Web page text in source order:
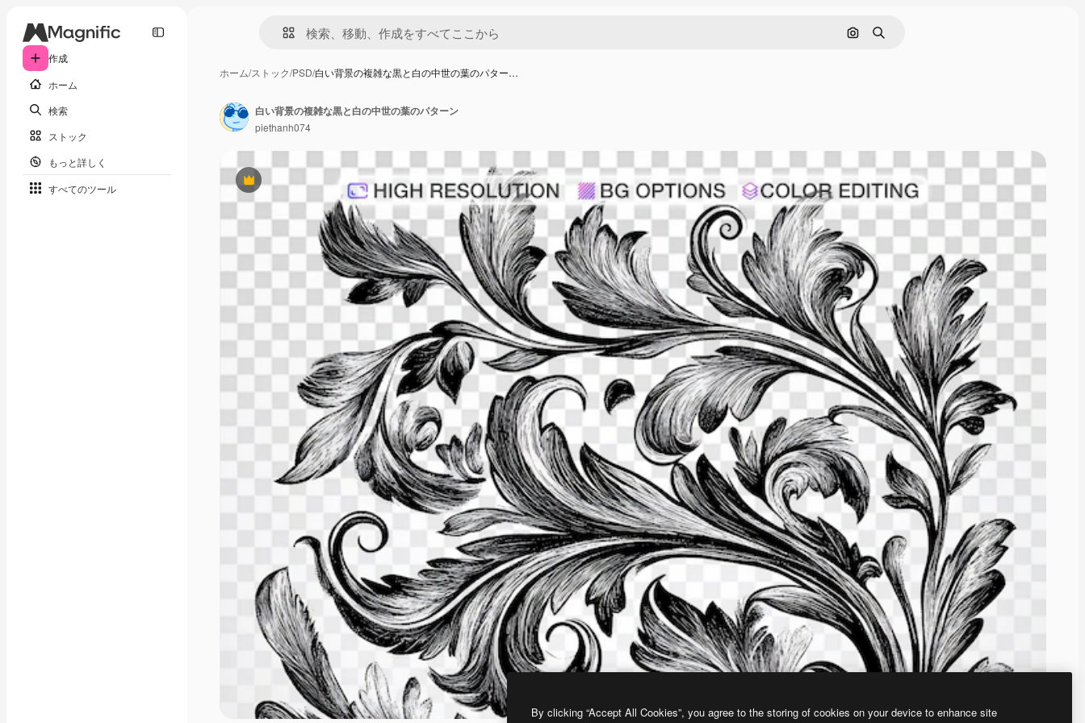
作成
ホーム
検索
ストック
もっと詳しく
すべてのツール
画像で検索
検索
ホーム/ストック/PSD/白い背景の複雑な黒と白の中世の葉のパター…
Premium
白い背景の複雑な黒と白の中世の葉のパターン
piethanh074
By clicking “Accept All Cookies”, you agree to the storing of cookies on your device to enhance site